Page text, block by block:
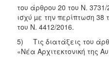
του άρθρου 20 του Ν.
ισχύ µε την περίπτωση
του Ν. 4412/2016.
5) Τις διατάξεις του
«Νέα Αρχιτεκτονική της